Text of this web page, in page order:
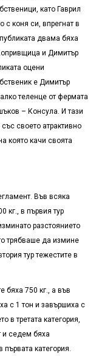
като Гаврил
с коня си, впрегнат в
двама бяха
и Димитър
оцени
е Димитър
теленце от фермата
– Консула. И тази
своето атрактивно
която качи своята
Във всяка
кг., в първия тур
разстоянието
трябваше да измине
тур тежестите в
бяха 750 кг., а във
с 1 тон и завършиха с
в третата категория,
и седем бяха
категория.